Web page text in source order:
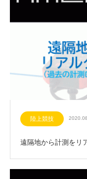
陸上競技
遠隔地から計測をリ